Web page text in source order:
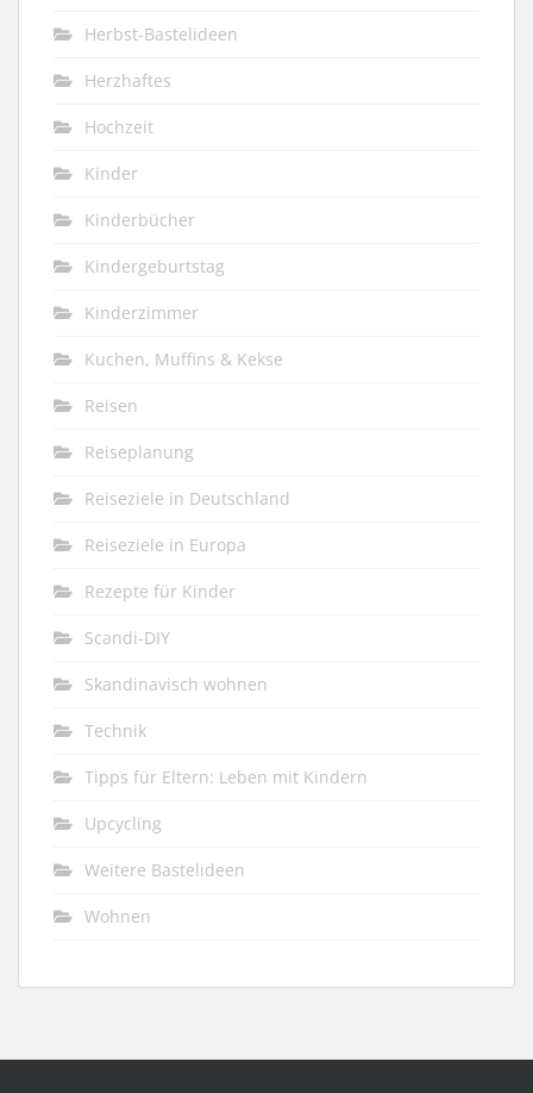
Herbst-Bastelideen
Herzhaftes
Hochzeit
Kinder
Kinderbücher
Kindergeburtstag
Kinderzimmer
Kuchen, Muffins & Kekse
Reisen
Reiseplanung
Reiseziele in Deutschland
Reiseziele in Europa
Rezepte für Kinder
Scandi-DIY
Skandinavisch wohnen
Technik
Tipps für Eltern: Leben mit Kindern
Upcycling
Weitere Bastelideen
Wohnen